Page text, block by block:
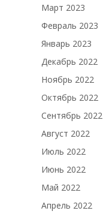
Март 2023
Февраль 2023
Январь 2023
Декабрь 2022
Ноябрь 2022
Октябрь 2022
Сентябрь 2022
Август 2022
Июль 2022
Июнь 2022
Май 2022
Апрель 2022